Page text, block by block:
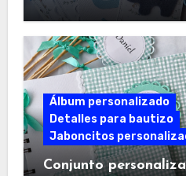
Álbum personalizado
Detalles para bautizo
Jaboncitos
Conjunto